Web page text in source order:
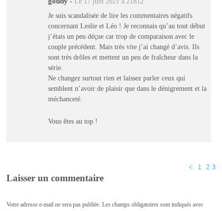
Je suis scandalisée de lire les commentaires négatifs
concernant Leslie et Léo ! Je reconnais qu’au tout début
j’étais un peu déçue car trop de comparaison avec le
couple précédent. Mais très vite j’ai changé d’avis. Ils
sont très drôles et mettent un peu de fraîcheur dans la
série.
Ne changez surtout rien et laissez parler ceux qui
semblent n’avoir de plaisir que dans le dénigrement et la
méchanceté.
Vous êtes au top !
< 1 2 3
Laisser un commentaire
Votre adresse e-mail ne sera pas publiée. Les champs obligatoires sont indiqués avec